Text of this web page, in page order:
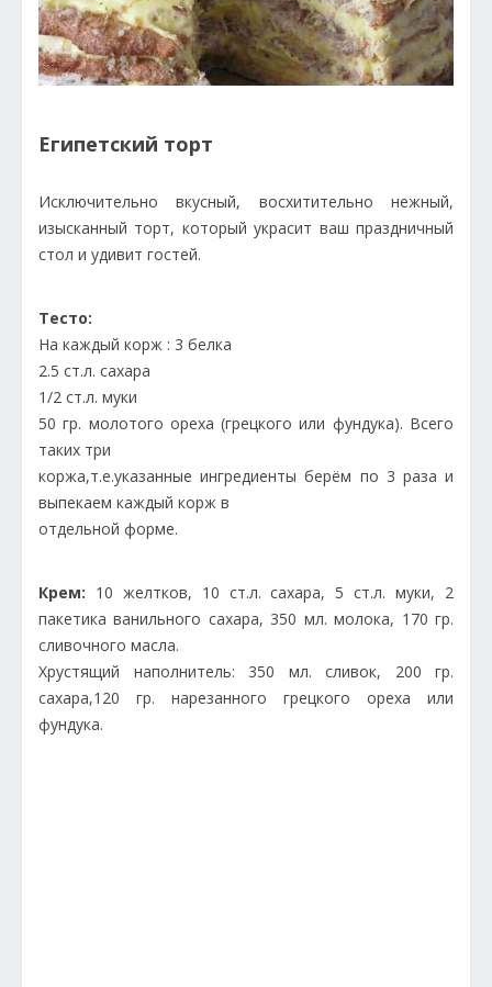
Египетский торт
Исключительно вкусный, восхитительно нежный,
изысканный торт, который украсит ваш праздничный
стол и удивит гостей.
Тесто:
На каждый корж : 3 белка
2.5 ст.л. сахара
1/2 ст.л. муки
50 гр. молотого ореха (грецкого или фундука). Всего
таких три
коржа,т.е.указанные ингредиенты берём по 3 раза и
выпекаем каждый корж в
отдельной форме.
Крем: 10 желтков, 10 ст.л. сахара, 5 ст.л. муки, 2
пакетика ванильного сахара, 350 мл. молока, 170 гр.
сливочного масла.
Хрустящий наполнитель: 350 мл. сливок, 200 гр.
сахара,120 гр. нарезанного грецкого ореха или
фундука.